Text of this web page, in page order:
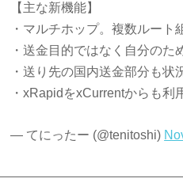
【主な新機能】
・マルチホップ。複数ルート
・送金目的ではなく自分のた
・送り先の国内送金部分も状
・xRapidをxCurrentからも利
— てにったー (@tenitoshi)